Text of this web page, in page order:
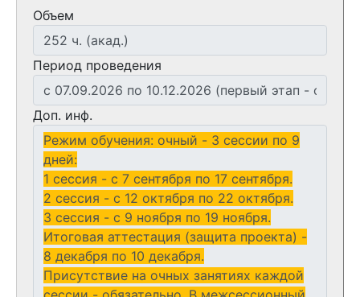
Объем
Период проведения
Доп. инф.
Режим обучения: очный - 3 сессии по 9
дней:
1 сессия - с 7 сентября по 17 сентября.
2 сессия - с 12 октября по 22 октября.
3 сессия - с 9 ноября по 19 ноября.
Итоговая аттестация (защита проекта) -
8 декабря по 10 декабря.
Присутствие на очных занятиях каждой